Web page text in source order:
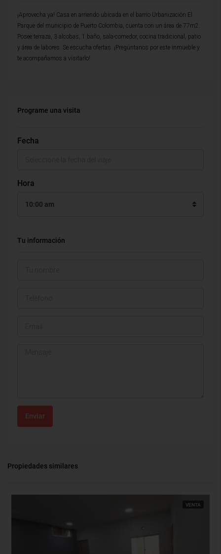
¡Aprovecha ya! Casa en arriendo ubicada en el barrio Urbanización El
Parque del municipio de Puerto Colombia, cuenta con un área de 77m2.
Posee terraza, 3 alcobas, 1 baño, sala-comedor, cocina tradicional, patio
y área de labores. Se escucha ofertas. ¡Pregúntanos por este inmueble y
te acompañamos a visitarlo!
Programe una visita
Fecha
Hora
10:00 am
Tu información
Enviar
Propiedades similares
VENTA